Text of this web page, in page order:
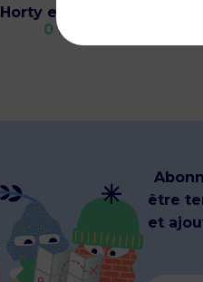
Horty et Mahaut
0 km
être
et